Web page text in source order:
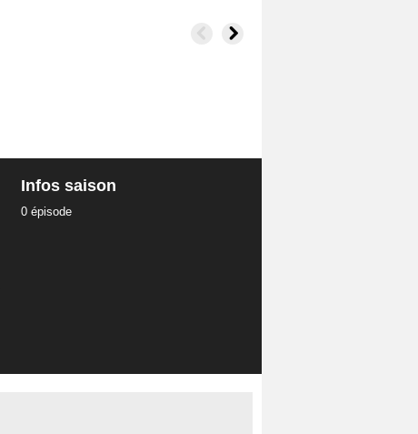
Infos saison
0 épisode